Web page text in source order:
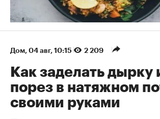
Дом⁠, 04 авг, 10:15 2 209
Как заделать дырку
порез в натяжном
своими руками